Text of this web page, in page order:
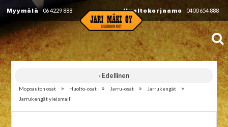
Myymälä 06 4229 888 Huoltokorjaamo 0400 654 888
‹ Edellinen
Mopoauton osat » Huolto-osat » Jarru-osat » Jarrukengät »
Jarrukengät yleismalli